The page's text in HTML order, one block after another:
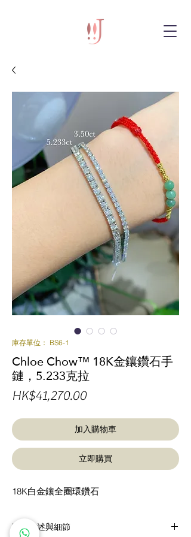
庫存單位： BS6-1
Chloe Chow™ 18K金鑲鑽石手
鏈，5.233克拉
HK$41,270.00價
加入購物車
立即購買
18K白金鑲全圈環鑽石
商品描述與細節